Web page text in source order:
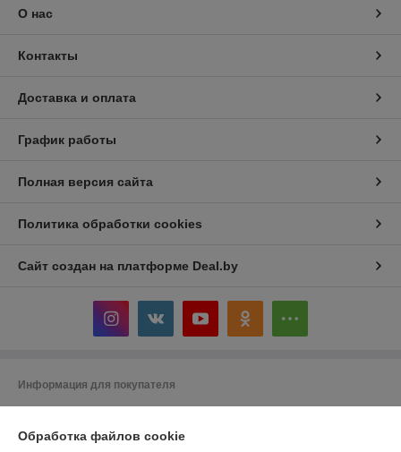
О нас
Контакты
Доставка и оплата
График работы
Полная версия сайта
Политика обработки cookies
Сайт создан на платформе Deal.by
Информация для покупателя
Обработка файлов cookie